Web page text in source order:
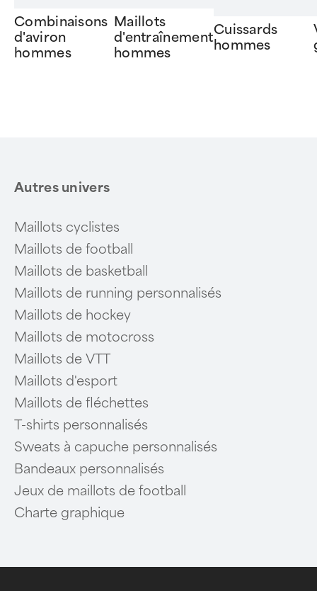
Combinaisons
d'aviron
hommes
Maillots
d'entraînement
hommes
Cuissards
hommes
Autres univers
Maillots cyclistes
Maillots de football
Maillots de basketball
Maillots de running personnalisés
Maillots de hockey
Maillots de motocross
Maillots de VTT
Maillots d'esport
Maillots de fléchettes
T-shirts personnalisés
Sweats à capuche personnalisés
Bandeaux personnalisés
Jeux de maillots de football
Charte graphique